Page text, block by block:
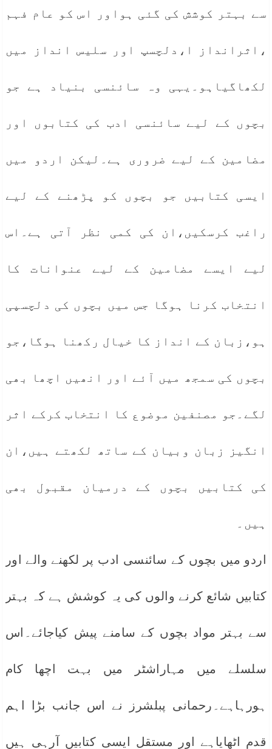
سے بہتر کوشش کی گئی ہواور اس کو عام فہم
،اثرانداز ا،دلچسپ اور سلیس انداز میں
لکھاگیاہو۔یہی وہ سائنسی بنیاد ہے جو
بچوں کے لیے سائنسی ادب کی کتابوں اور
مضامین کے لیے ضروری ہے۔لیکن اردو میں
ایسی کتابیں جو بچوں کو پڑھنے کے لیے
راغب کرسکیں،ان کی کمی نظر آتی ہے۔اس
لیے ایسے مضامین کے لیے عنوانات کا
انتخاب کرنا ہوگا جس میں بچوں کی دلچسپی
ہو،زبان کے انداز کا خیال رکھنا ہوگا،جو
بچوں کی سمجھ میں آئے اور انھیں اچھا بھی
لگے۔جو مصنفین موضوع کا انتخاب کرکے اثر
انگیز زبان وبیان کے ساتھ لکھتے ہیں،ان
کی کتابیں بچوں کے درمیان مقبول بھی
ہیں۔
اردو میں بچوں کے سائنسی ادب پر لکھنے والے اور
کتابیں شائع کرنے والوں کی یہ کوشش ہے کہ بہتر
سے بہتر مواد بچوں کے سامنے پیش کیاجائے۔اس
سلسلے میں مہاراشٹر میں بہت اچھا کام
ہورہاہے۔رحمانی پبلشرز نے اس جانب بڑا اہم
قدم اٹھایاہے اور مستقل ایسی کتابیں آرہی ہیں